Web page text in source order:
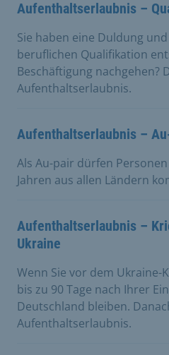
Aufenthaltserlaubnis –
Sie haben eine Duldung
beruflichen Qualifikation
Beschäftigung nachgehen?
Aufenthaltserlaubnis.
Aufenthaltserlaubnis –
Als Au-pair dürfen
Jahren aus allen Ländern
Aufenthaltserlaubnis –
Ukraine
Wenn Sie vor dem Ukraine-
bis zu 90 Tage nach Ihrer
Deutschland bleiben.
Aufenthaltserlaubnis.